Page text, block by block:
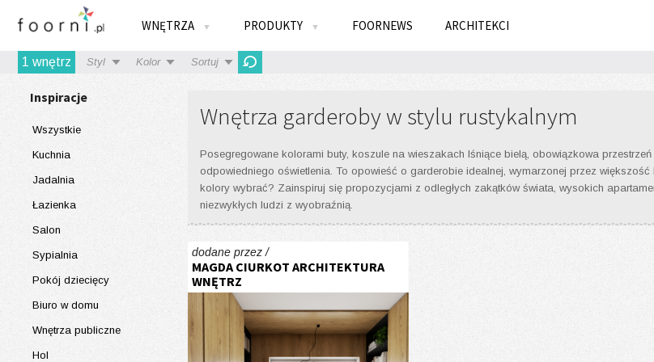
WNĘTRZA ▼ PRODUKTY ▼ FOORNEWS ARCHITEKCI
1 wnętrz Styl Kolor Sortuj
Inspiracje
Wszystkie
Kuchnia
Jadalnia
Łazienka
Salon
Sypialnia
Pokój dziecięcy
Biuro w domu
Wnętrza publiczne
Hol
Wnętrza garderoby w stylu rustykalnym
Posegregowane kolorami buty, koszule na wieszakach lśniące bielą, obowiązkowa
odpowiedniego oświetlenia. To opowieść o garderobie idealnej, wymarzonej przez
kolory wybrać? Zainspiruj się propozycjami z odległych zakątków świata, wysokich
niezwykłych ludzi z wyobraźnią.
dodane przez /
MAGDA CIURKOT ARCHITEKTURA
WNĘTRZ